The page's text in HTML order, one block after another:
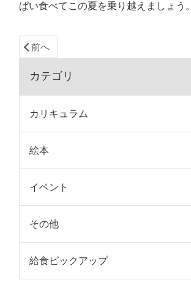
ぱい食べてこの夏を乗り越えましょう。
前へ
カテゴリ
カリキュラム
絵本
イベント
その他
給食ピックアップ